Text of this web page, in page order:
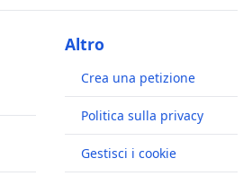
Altro
Crea una petizione
Politica sulla privacy
Gestisci i cookie